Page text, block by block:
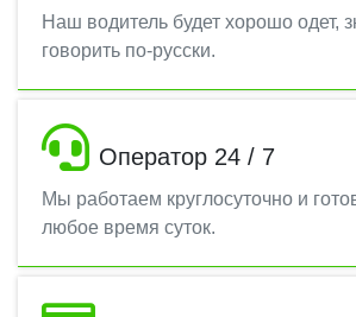
Наш водитель будет хорошо одет,
говорить по-русски.
Оператор 24 / 7
Мы работаем круглосуточно и
любое время суток.